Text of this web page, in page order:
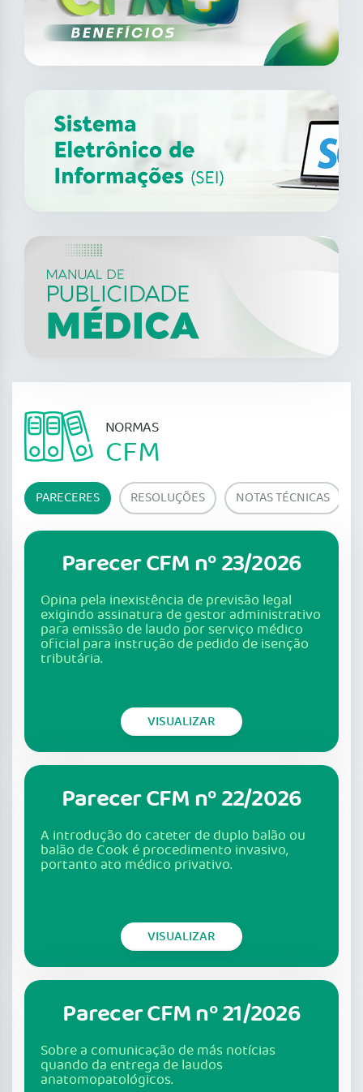
XII Fórum de Medicina do
Trabalho do CFM
14 ago
2026
NORMAS
CFM
PARECERES RESOLUÇÕES NOTAS TÉCNICAS
Parecer CFM nº 23/2026
Opina pela inexistência de previsão legal
exigindo assinatura de gestor administrativo
para emissão de laudo por serviço médico
oficial para instrução de pedido de isenção
tributária.
VISUALIZAR
Parecer CFM nº 22/2026
A introdução do cateter de duplo balão ou
balão de Cook é procedimento invasivo,
portanto ato médico privativo.
VISUALIZAR
Parecer CFM nº 21/2026
Sobre a comunicação de más notícias
quando da entrega de laudos
anatomopatológicos.